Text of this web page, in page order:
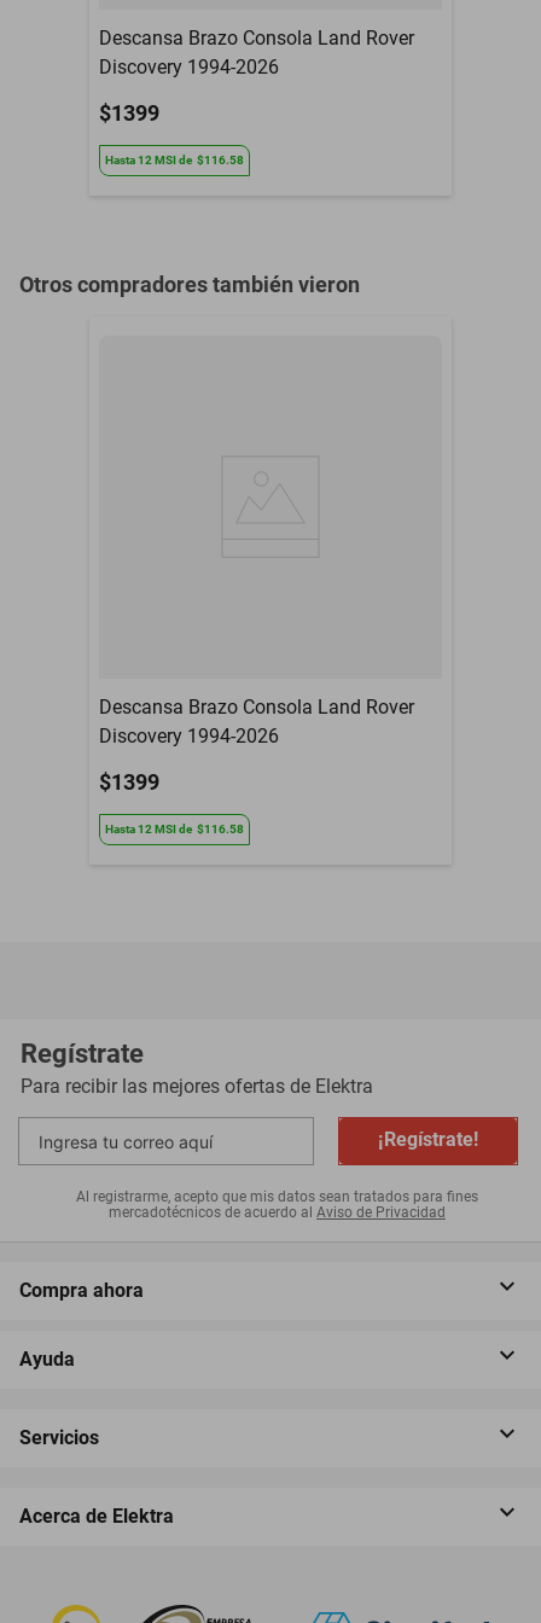
Descansa Brazo Consola Land Rover
Discovery 1994-2026
$1399
Hasta12 MSIde $116.58
Otros compradores también vieron
Descansa Brazo Consola Land Rover
Discovery 1994-2026
$1399
Hasta12 MSIde $116.58
Regístrate
Para recibir las mejores ofertas de Elektra
¡Regístrate!
Al registrarme, acepto que mis datos sean tratados para fines
mercadotécnicos de acuerdo al Aviso de Privacidad
Compra ahora
Ayuda
Servicios
Acerca de Elektra